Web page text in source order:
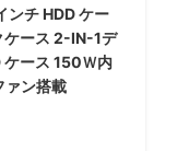
チ HDD ケー
ケース 2-IN-1デ
ケース 150Ｗ内
ァン搭載